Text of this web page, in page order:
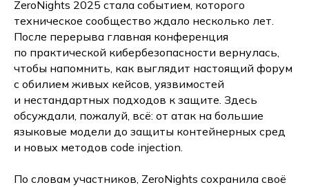
ZeroNights 2025 стала событием, которого
техническое сообщество ждало несколько лет.
После перерыва главная конференция
по практической кибербезопасности вернулась,
чтобы напомнить, как выглядит настоящий форум
с обилием живых кейсов, уязвимостей
и нестандартных подходов к защите. Здесь
обсуждали, пожалуй, всё: от атак на большие
языковые модели до защиты контейнерных сред
и новых методов code injection.
По словам участников, ZeroNights сохранила своё